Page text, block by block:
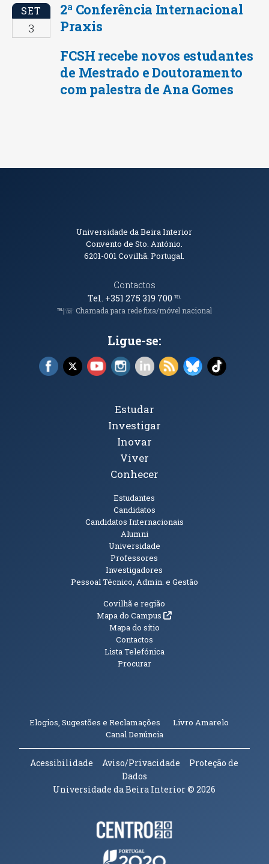
SET
3
2ª Conferência Internacional
Praxis
FCSH recebe novos estudantes
de Mestrado e Doutoramento
com palestra de Ana Gomes
Informações de Contacto
Universidade da Beira Interior
Convento de Sto. António.
6201-001Covilhã. Portugal.
Contactos
Tel. +351 275 319 700℡
℡|☏ Chamada para rede fixa/móvel nacional
Ligue-se:
Facebook (abre em nova janela)
X (abre em nova janela)
YouTube (abre em nova janela)
Instagram (abre em nova janela)
LinkedIn (abre em nova
RSS (abre em nova
Bluesky (abre
TikTok
Tópicos Principais
Estudar
Investigar
Inovar
Viver
Conhecer
Estudantes
Candidatos
Candidatos Internacionais
Alumni
Universidade
Professores
Investigadores
Pessoal Técnico, Admin. e Gestão
Informações Adicionais
Covilhã e região
Mapa do Campus(abre em nova janela)
Mapa do sítio
Contactos
Lista Telefónica
Procurar
Elogios, Sugestões e Reclamações Livro Amarelo
Canal Denúncia(abre em nova janela)
Acessibilidade Aviso/Privacidade
Proteção de
Dados
Universidade da Beira Interior© 2026
Parceiros e Financiadores